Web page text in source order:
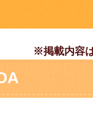
※掲載内容